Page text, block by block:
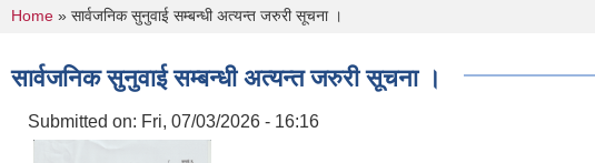
You are here
Home » सार्वजनिक सुनुवाई सम्बन्धी अत्यन्त जरुरी सूचना ।
सार्वजनिक सुनुवाई सम्बन्धी अत्यन्त जरुरी सूचना ।
Submitted on: Fri, 07/03/2026 - 16:16